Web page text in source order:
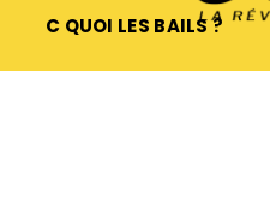
C QUOI LES BAILS ?